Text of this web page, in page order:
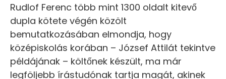
Rudlof Ferenc több mint 1300 oldalt kitevő
dupla kötete végén közölt
bemutatkozásában elmondja, hogy
középiskolás korában – József Attilát tekintve
példájának – költőnek készült, ma már
legföljebb írástudónak tartja magát, akinek